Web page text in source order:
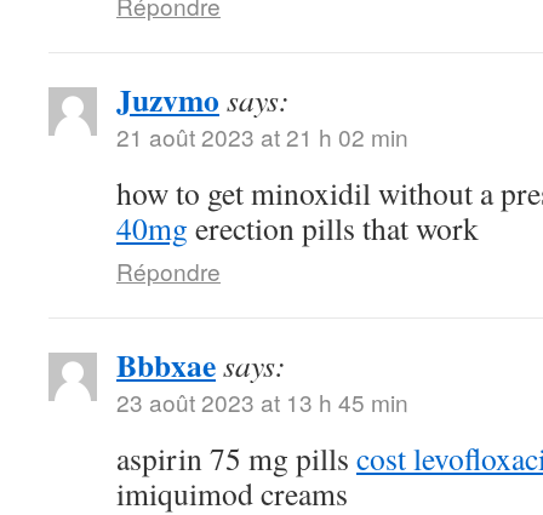
Juzvmo says:
21 août 2023 at 21 h 02 min
how to get minoxidil without a
40mg erection pills that work
Répondre
Bbbxaesays:
23 août 2023 at 13 h 45 min
aspirin 75 mg pills cost
imiquimod creams